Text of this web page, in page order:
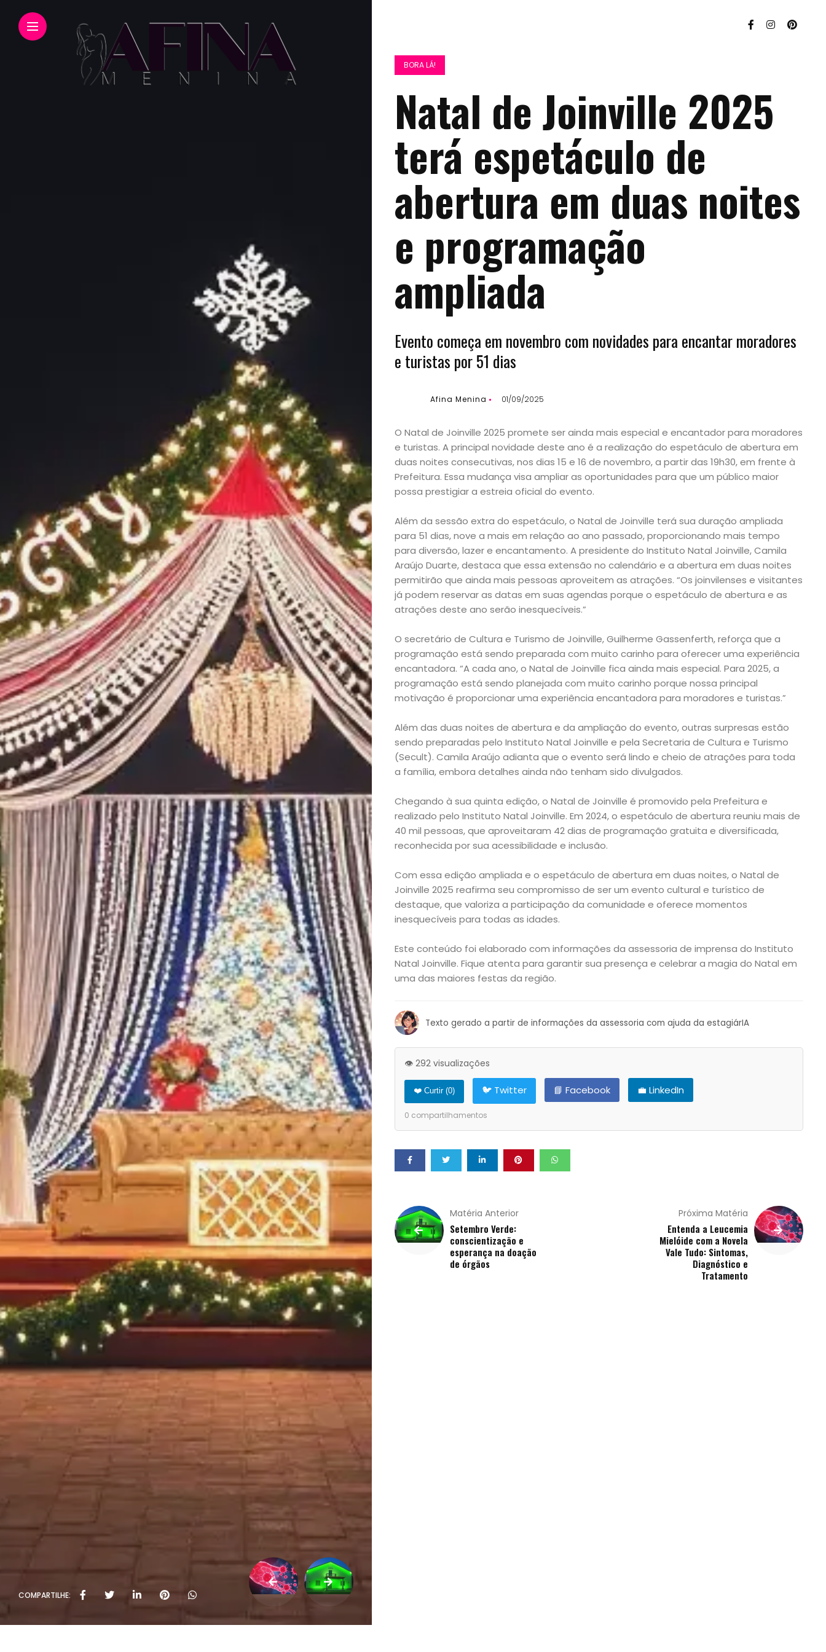
Início
Academia
Beleza
Bora
lá!
Casa
e
Decoração
Exclusiva
Homem
Mães
Filhos
Notícias
Opinião
Pets
Receitas
e
Qualidade
COMPARTILHE:
BORA LÁ!
Natal de Joinville 2025
terá espetáculo de
abertura em duas noites
e programação
ampliada
Evento começa em novembro com novidades para encantar moradores
e turistas por 51 dias
Afina Menina 01/09/2025
O Natal de Joinville 2025 promete ser ainda mais especial e encantador para moradores
e turistas. A principal novidade deste ano é a realização do espetáculo de abertura em
duas noites consecutivas, nos dias 15 e 16 de novembro, a partir das 19h30, em frente à
Prefeitura. Essa mudança visa ampliar as oportunidades para que um público maior
possa prestigiar a estreia oficial do evento.
Além da sessão extra do espetáculo, o Natal de Joinville terá sua duração ampliada
para 51 dias, nove a mais em relação ao ano passado, proporcionando mais tempo
para diversão, lazer e encantamento. A presidente do Instituto Natal Joinville, Camila
Araújo Duarte, destaca que essa extensão no calendário e a abertura em duas noites
permitirão que ainda mais pessoas aproveitem as atrações. “Os joinvilenses e visitantes
já podem reservar as datas em suas agendas porque o espetáculo de abertura e as
atrações deste ano serão inesquecíveis.”
O secretário de Cultura e Turismo de Joinville, Guilherme Gassenferth, reforça que a
programação está sendo preparada com muito carinho para oferecer uma experiência
encantadora. “A cada ano, o Natal de Joinville fica ainda mais especial. Para 2025, a
programação está sendo planejada com muito carinho porque nossa principal
motivação é proporcionar uma experiência encantadora para moradores e turistas.”
Além das duas noites de abertura e da ampliação do evento, outras surpresas estão
sendo preparadas pelo Instituto Natal Joinville e pela Secretaria de Cultura e Turismo
(Secult). Camila Araújo adianta que o evento será lindo e cheio de atrações para toda
a família, embora detalhes ainda não tenham sido divulgados.
Chegando à sua quinta edição, o Natal de Joinville é promovido pela Prefeitura e
realizado pelo Instituto Natal Joinville. Em 2024, o espetáculo de abertura reuniu mais de
40 mil pessoas, que aproveitaram 42 dias de programação gratuita e diversificada,
reconhecida por sua acessibilidade e inclusão.
Com essa edição ampliada e o espetáculo de abertura em duas noites, o Natal de
Joinville 2025 reafirma seu compromisso de ser um evento cultural e turístico de
destaque, que valoriza a participação da comunidade e oferece momentos
inesquecíveis para todas as idades.
Este conteúdo foi elaborado com informações da assessoria de imprensa do Instituto
Natal Joinville. Fique atenta para garantir sua presença e celebrar a magia do Natal em
uma das maiores festas da região.
Texto gerado a partir de informações da assessoria com ajuda da estagiárIA
👁️ 292 visualizações
❤️ Curtir (0) 🐦 Twitter 📘 Facebook 💼 LinkedIn
0 compartilhamentos
Matéria Anterior
Setembro Verde:
conscientização e
esperança na doação
de órgãos
Próxima Matéria
Entenda a Leucemia
Mielóide com a Novela
Vale Tudo: Sintomas,
Diagnóstico e
Tratamento